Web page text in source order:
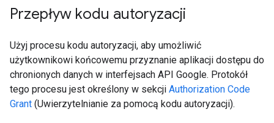
Przepływ kodu autoryzacji
Użyj procesu kodu autoryzacji, aby umożliwić
użytkownikowi końcowemu przyznanie aplikacji dostępu do
chronionych danych w interfejsach API Google. Protokół
tego procesu jest określony w sekcji Authorization Code
Grant (Uwierzytelnianie za pomocą kodu autoryzacji).